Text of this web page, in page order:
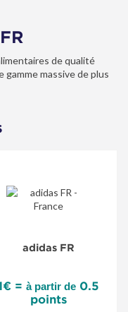
de qualité
gamme massive de plus
nos clients peuvent
et snacks protéinés,
adidas FR
= à partir de0.5
points